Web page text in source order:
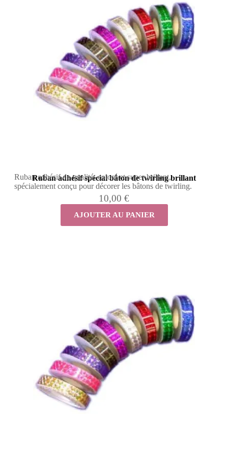
Ruban adhésif spécial bâton de twirling brillant
Ruban adhésif de qualité, coloré et super brillant,
spécialement conçu pour décorer les bâtons de twirling.
10,00 €
AJOUTER AU PANIER